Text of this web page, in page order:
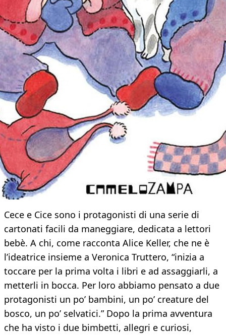
Cece e Cice sono i protagonisti di una serie di
cartonati facili da maneggiare, dedicata a lettori
bebè. A chi, come racconta Alice Keller, che ne è
l’ideatrice insieme a Veronica Truttero, “inizia a
toccare per la prima volta i libri e ad assaggiarli, a
metterli in bocca. Per loro abbiamo pensato a due
protagonisti un po’ bambini, un po’ creature del
bosco, un po’ selvatici.” Dopo la prima avventura
che ha visto i due bimbetti, allegri e curiosi,